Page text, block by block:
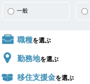
一般
職種を選ぶ
勤務地を選ぶ
移住支援金を選ぶ